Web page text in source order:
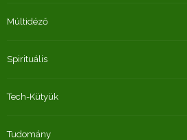
Múltidéző
Spirituális
Tech-Kütyük
Tudomány